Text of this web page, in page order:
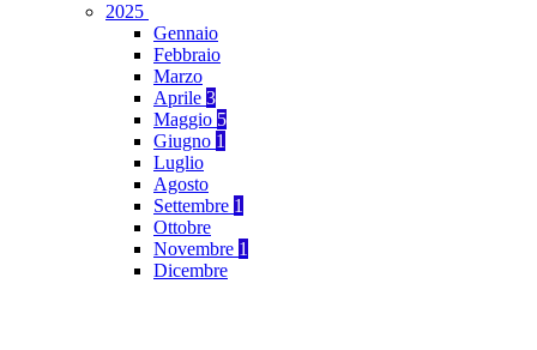
2025
Gennaio
Febbraio
Marzo
Aprile 3
Maggio 5
Giugno 1
Luglio
Agosto
Settembre 1
Ottobre
Novembre 1
Dicembre